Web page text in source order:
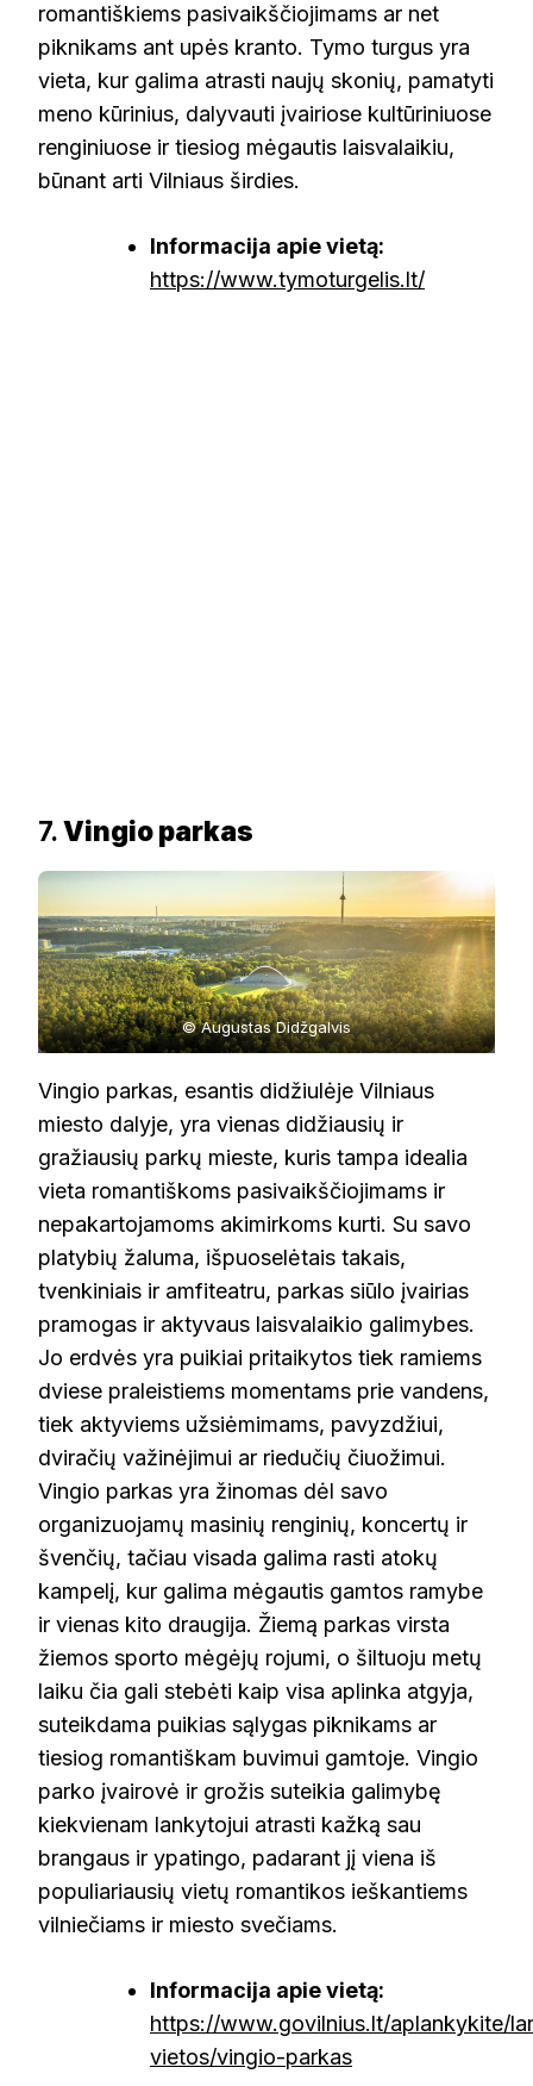
romantiškiems pasivaikščiojimams ar net
piknikams ant upės kranto. Tymo turgus yra
vieta, kur galima atrasti naujų skonių, pamatyti
meno kūrinius, dalyvauti įvairiose kultūriniuose
renginiuose ir tiesiog mėgautis laisvalaikiu,
būnant arti Vilniaus širdies.
Informacija apie vietą:
https://www.tymoturgelis.lt/
7.Vingio parkas
© Augustas Didžgalvis
Vingio parkas, esantis didžiulėje Vilniaus
miesto dalyje, yra vienas didžiausių ir
gražiausių parkų mieste, kuris tampa idealia
vieta romantiškoms pasivaikščiojimams ir
nepakartojamoms akimirkoms kurti. Su savo
platybių žaluma, išpuoselėtais takais,
tvenkiniais ir amfiteatru, parkas siūlo įvairias
pramogas ir aktyvaus laisvalaikio galimybes.
Jo erdvės yra puikiai pritaikytos tiek ramiems
dviese praleistiems momentams prie vandens,
tiek aktyviems užsiėmimams, pavyzdžiui,
dviračių važinėjimui ar riedučių čiuožimui.
Vingio parkas yra žinomas dėl savo
organizuojamų masinių renginių, koncertų ir
švenčių, tačiau visada galima rasti atokų
kampelį, kur galima mėgautis gamtos ramybe
ir vienas kito draugija. Žiemą parkas virsta
žiemos sporto mėgėjų rojumi, o šiltuoju metų
laiku čia gali stebėti kaip visa aplinka atgyja,
suteikdama puikias sąlygas piknikams ar
tiesiog romantiškam buvimui gamtoje. Vingio
parko įvairovė ir grožis suteikia galimybę
kiekvienam lankytojui atrasti kažką sau
brangaus ir ypatingo, padarant jį viena iš
populiariausių vietų romantikos ieškantiems
vilniečiams ir miesto svečiams.
Informacija apie vietą:
https://www.govilnius.lt/aplankykite/
vietos/vingio-parkas